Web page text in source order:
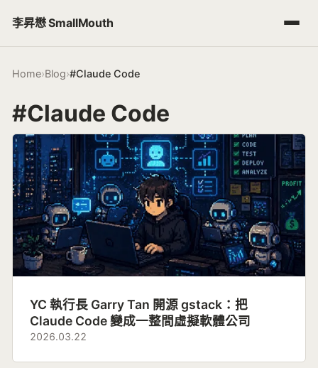
李昇懋 SmallMouth
Home›Blog›#Claude Code
#Claude Code
YC 執行長 Garry Tan 開源 gstack：把
Claude Code 變成一整間虛擬軟體公司
2026.03.22